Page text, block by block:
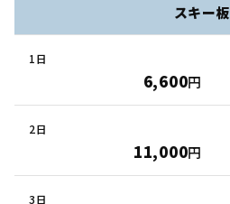
スキー板
6,600円
11,000円